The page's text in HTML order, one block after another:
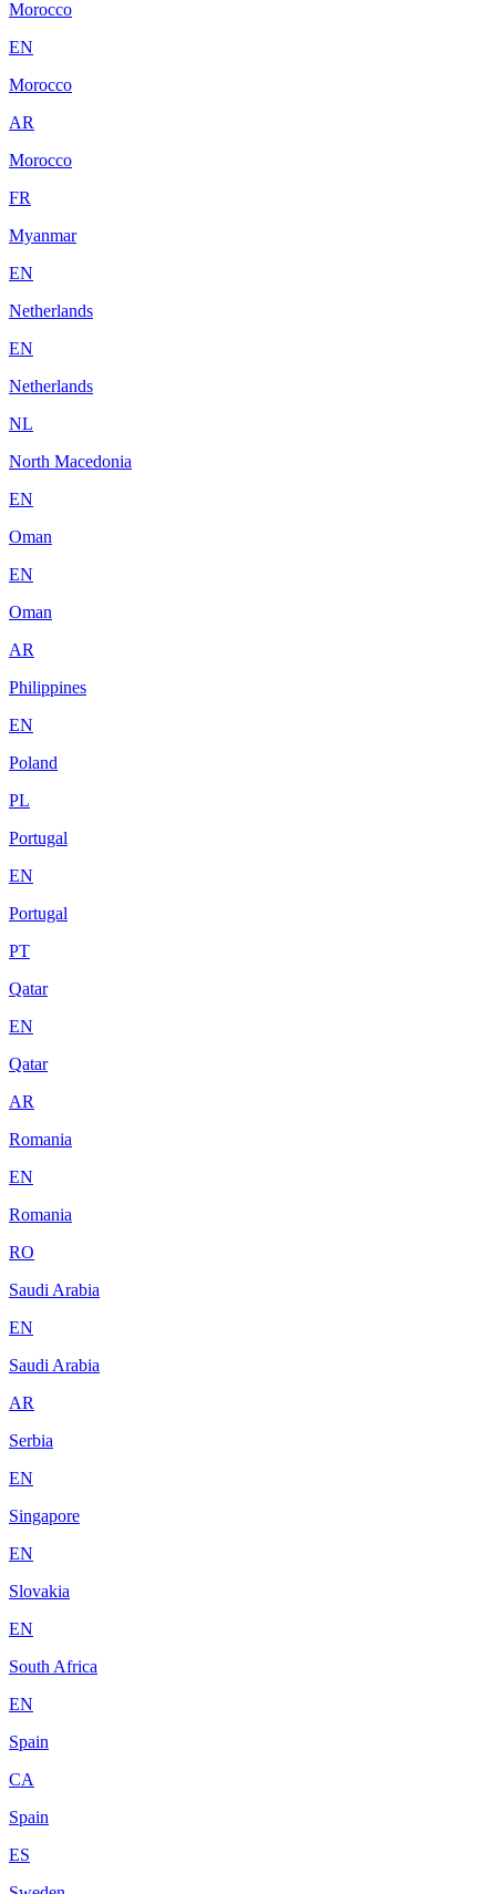
Morocco
EN
Morocco
AR
Morocco
FR
Myanmar
EN
Netherlands
EN
Netherlands
NL
North Macedonia
EN
Oman
EN
Oman
AR
Philippines
EN
Poland
PL
Portugal
EN
Portugal
PT
Qatar
EN
Qatar
AR
Romania
EN
Romania
RO
Saudi Arabia
EN
Saudi Arabia
AR
Serbia
EN
Singapore
EN
Slovakia
EN
South Africa
EN
Spain
CA
Spain
ES